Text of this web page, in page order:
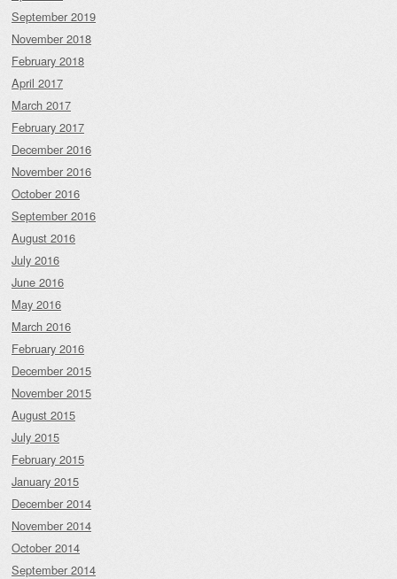
September 2019
November 2018
February 2018
April 2017
March 2017
February 2017
December 2016
November 2016
October 2016
September 2016
August 2016
July 2016
June 2016
May 2016
March 2016
February 2016
December 2015
November 2015
August 2015
July 2015
February 2015
January 2015
December 2014
November 2014
October 2014
September 2014